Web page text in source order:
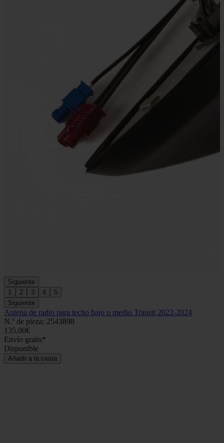
Siguiente
1
2 3 4
5
Siguiente
Antena de radio para techo bajo o medio Transit 2022-2024
N.º de pieza: 2543898
135,00€
Envío gratis*
Disponible
Añadir a la cesta